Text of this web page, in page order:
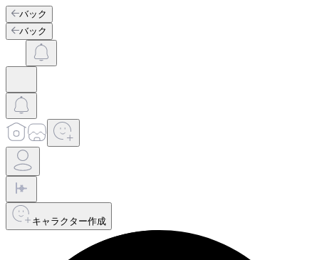
バック
バック
キャラクター作成